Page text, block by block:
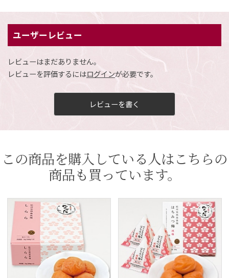
ユーザーレビュー
レビューはまだありません。
レビューを評価するにはログインが必要です。
レビューを書く
この商品を購入している人はこちらの
商品も買っています。